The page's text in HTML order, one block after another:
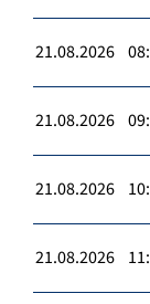
21.08.2026
21.08.2026
21.08.2026
21.08.2026